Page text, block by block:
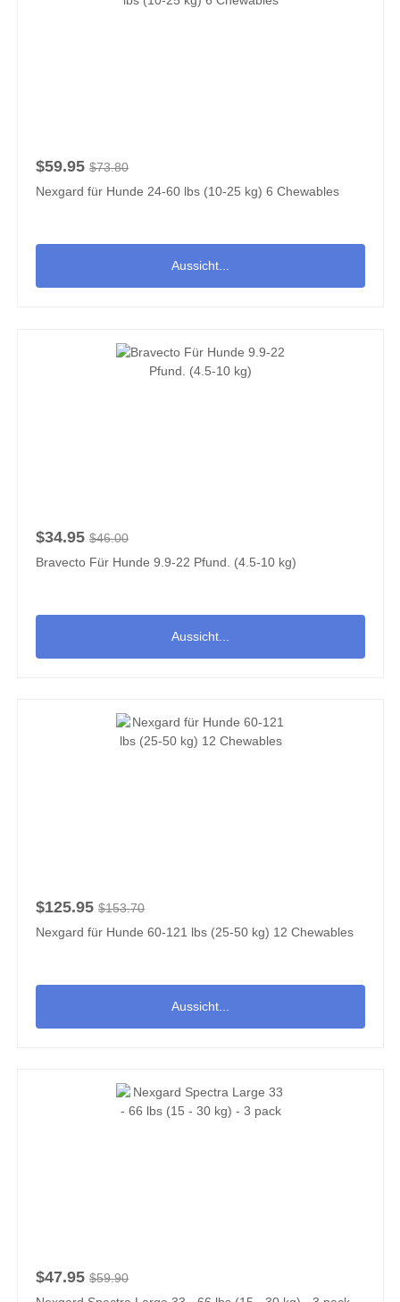
$59.95 $73.80
Nexgard für Hunde 24-60 lbs (10-25 kg) 6 Chewables
Aussicht...
$34.95 $46.00
Bravecto Für Hunde 9.9-22 Pfund. (4.5-10 kg)
Aussicht...
$125.95 $153.70
Nexgard für Hunde 60-121 lbs (25-50 kg) 12 Chewables
Aussicht...
$47.95 $59.90